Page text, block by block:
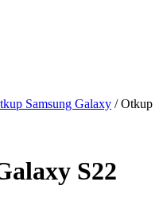
Samsung Galaxy / Otkup
S22